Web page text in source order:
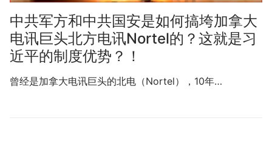
中共军方和中共国安是如何搞垮加拿大
电讯巨头北方电讯Nortel的？这就是习
近平的制度优势？！
曾经是加拿大电讯巨头的北电（Nortel），10年…